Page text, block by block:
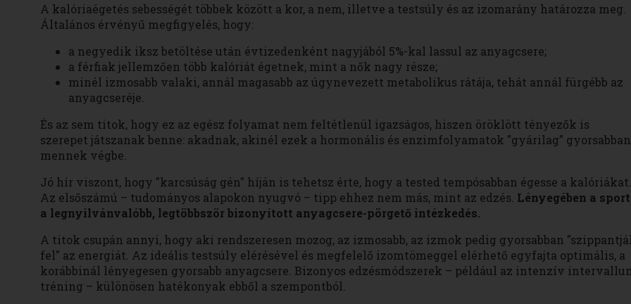
A kalóriaégetés sebességét többek között a kor, a nem, illetve a testsúly és az izomarány határozza meg.
Általános érvényű megfigyelés, hogy:
a negyedik iksz betöltése után évtizedenként nagyjából 5%-kal lassul az anyagcsere;
a férfiak jellemzően több kalóriát égetnek, mint a nők nagy része;
minél izmosabb valaki, annál magasabb az úgynevezett metabolikus rátája, tehát annál fürgébb az
anyagcseréje.
És az sem titok, hogy ez az egész folyamat nem feltétlenül igazságos, hiszen öröklött tényezők is
szerepet játszanak benne: akadnak, akinél ezek a hormonális és enzimfolyamatok "gyárilag" gyorsabban
mennek végbe.
Jó hír viszont, hogy "karcsúság gén" híján is tehetsz érte, hogy a tested tempósabban égesse a kalóriákat.
Az elsőszámú – tudományos alapokon nyugvó – tipp ehhez nem más, mint az edzés. Lényegében a sport
a legnyilvánvalóbb, legtöbbször bizonyított anyagcsere-pörgető intézkedés.
A titok csupán annyi, hogy aki rendszeresen mozog, az izmosabb, az izmok pedig gyorsabban
fel" az energiát. Az ideális testsúly elérésével és megfelelő izomtömeggel elérhető egyfajta optimális, a
korábbinál lényegesen gyorsabb anyagcsere. Bizonyos edzésmódszerek – például az intenzív
tréning – különösen hatékonyak ebből a szempontból.